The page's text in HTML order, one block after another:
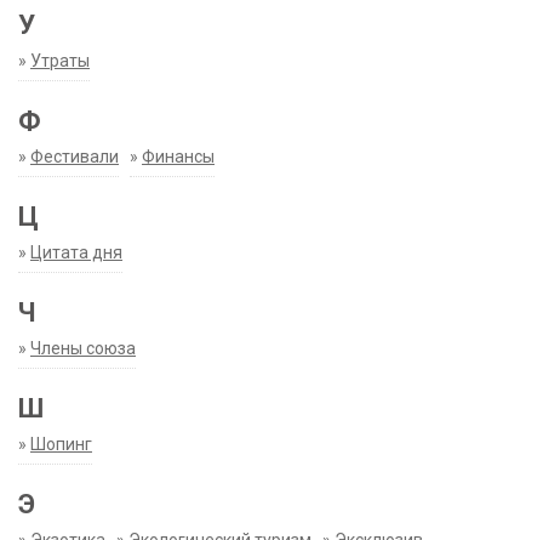
У
» Утраты
Ф
» Фестивали » Финансы
Ц
» Цитата дня
Ч
» Члены союза
Ш
» Шопинг
Э